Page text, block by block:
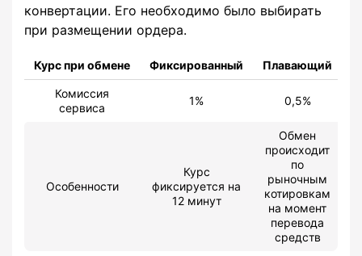
конвертации. Его необходимо было выбирать
при размещении ордера.
Курс при обмене Фиксированный Плавающий
Комиссия
сервиса
1% 0,5%
Особенности
Курс
фиксируется на
12 минут
Обмен
происходит
по
рыночным
котировкам
на момент
перевода
средств